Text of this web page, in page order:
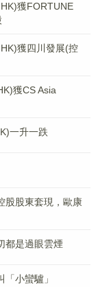
獲FORTUNE
獲四川發展(控
獲CS Asia
一升一跌
股股東套現，歐康
都是過眼雲煙
小蠻驢」